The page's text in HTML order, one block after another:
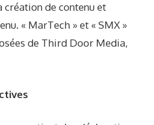
de contenu et
« MarTech » et « SMX »
de Third Door Media,